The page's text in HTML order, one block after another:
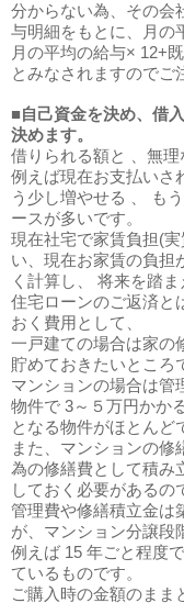
分からない為、その会
与明細をもとに、月の
月の平均の給与× 12+
とみなされますのでご
■自己資金を決め、借
決めます。
借りられる額と 、無
例えば現在お支払いさ
う少し増やせる 、 も
ースが多いです。
現在社宅で家賃負担(
い、現在お家賃の負担
く計算し、 将来を踏
住宅ローンのご返済と
おく費用として、
一戸建ての場合は家の
貯めておきたいところ
マンションの場合は管
物件で 3～５万円かか
となる物件がほとんど
また、マンションの修
為の修繕費として積み
しておく必要があるの
管理費や修繕積立金は
が、マンション分譲段
例えば 15 年ごと程度
ているものです。
ご購入時の金額のまま